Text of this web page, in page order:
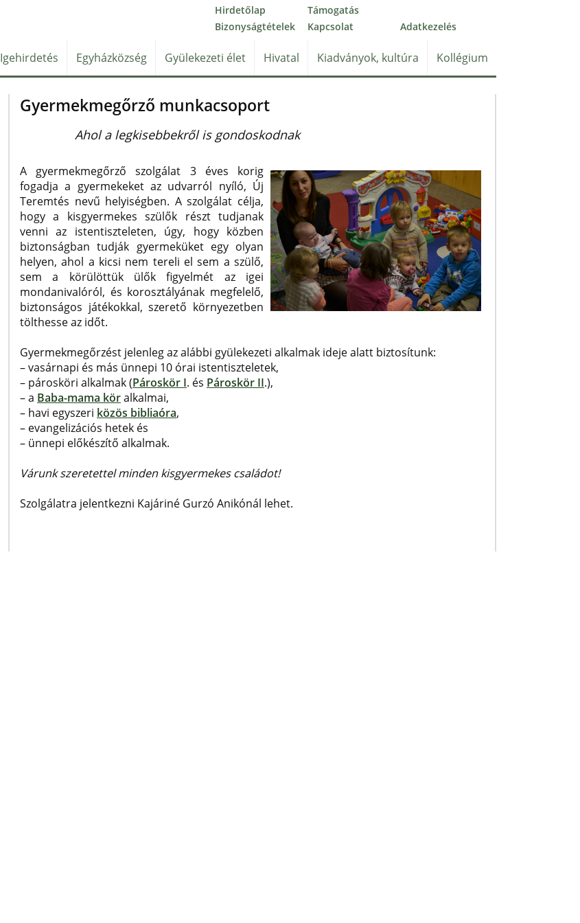
Hirdetőlap
Támogatás
Bizonyságtételek
Kapcsolat Adatkezelés
Igehirdetés Egyházközség Gyülekezeti élet Hivatal Kiadványok, kultúra Kollégium
Gyermekmegőrző munkacsoport
Ahol a legkisebbekről is gondoskodnak
A gyermekmegőrző szolgálat 3 éves korig
fogadja a gyermekeket az udvarról nyíló, Új
Teremtés nevű helyiségben. A szolgálat célja,
hogy a kisgyermekes szülők részt tudjanak
venni az istentiszteleten, úgy, hogy közben
biztonságban tudják gyermeküket egy olyan
helyen, ahol a kicsi nem tereli el sem a szülő,
sem a körülöttük ülők figyelmét az igei
mondanivalóról, és korosztályának megfelelő,
biztonságos játékokkal, szerető környezetben
tölthesse az időt.
Gyermekmegőrzést jelenleg az alábbi gyülekezeti alkalmak ideje alatt biztosítunk:
– vasárnapi és más ünnepi 10 órai istentiszteletek,
– párosköri alkalmak (Pároskör I. és Pároskör II.),
– a Baba-mama köralkalmai,
– havi egyszeri közös bibliaóra,
– evangelizációs hetek és
– ünnepi előkészítő alkalmak.
Várunk szeretettel minden kisgyermekes családot!
Szolgálatra jelentkezni Kajáriné Gurzó Anikónál lehet.